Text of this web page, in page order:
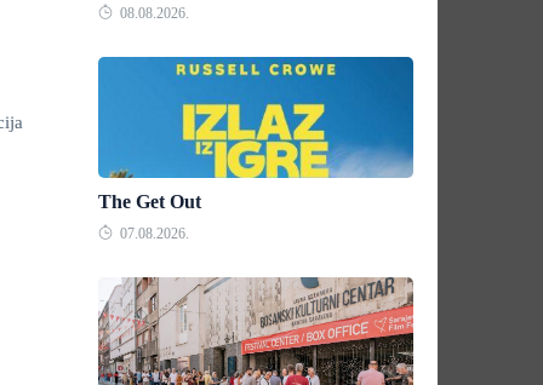
08.08.2026.
The Get Out
07.08.2026.